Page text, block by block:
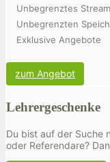
Unbegrenztes
Unbegrenzten
Exklusive Angebote
zum Angebot
Lehrergeschenke
Du bist auf der Suche
oder Referendare?